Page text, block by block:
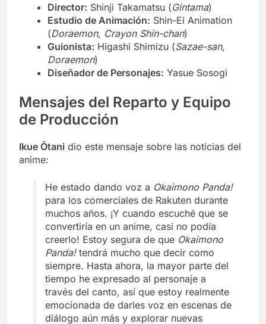
Director: Shinji Takamatsu (Gintama)
Estudio de Animación: Shin-Ei Animation
(Doraemon, Crayon Shin-chan)
Guionista: Higashi Shimizu (Sazae-san,
Doraemon)
Diseñador de Personajes: Yasue Sosogi
Mensajes del Reparto y Equipo
de Producción
Ikue Ōtani dio este mensaje sobre las noticias del
anime:
He estado dando voz a Okaimono Panda!
para los comerciales de Rakuten durante
muchos años. ¡Y cuando escuché que se
convertiría en un anime, casi no podía
creerlo! Estoy segura de que Okaimono
Panda!tendrá mucho que decir como
siempre. Hasta ahora, la mayor parte del
tiempo he expresado al personaje a
través del canto, así que estoy realmente
emocionada de darles voz en escenas de
diálogo aún más y explorar nuevas